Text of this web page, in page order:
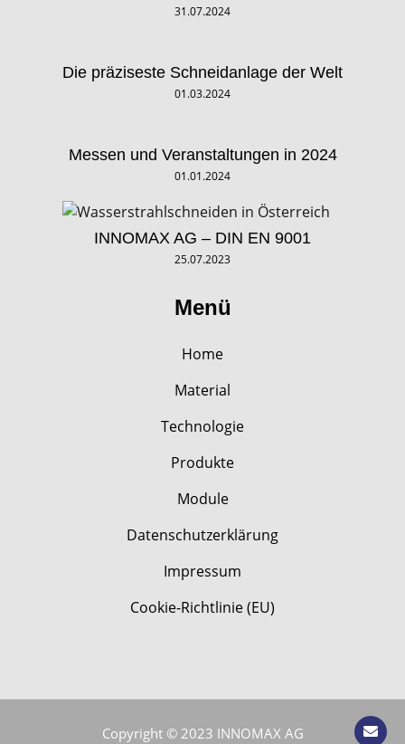
31.07.2024
Die präziseste Schneidanlage der Welt
01.03.2024
Messen und Veranstaltungen in 2024
01.01.2024
INNOMAX AG – DIN EN 9001
25.07.2023
Menü
Home
Material
Technologie
Produkte
Module
Datenschutzerklärung
Impressum
Cookie-Richtlinie (EU)
Copyright © 2023 INNOMAX AG